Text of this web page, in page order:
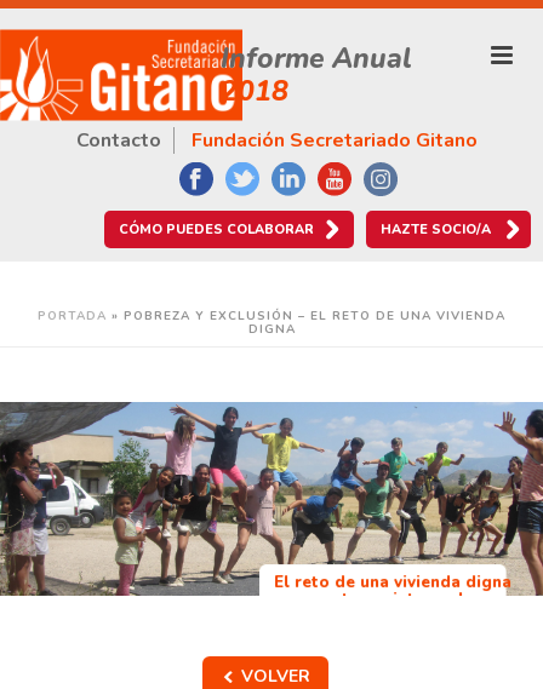
Informe Anual
2018
Contacto Fundación Secretariado Gitano
CÓMO PUEDES COLABORAR HAZTE SOCIO/A
PORTADA » POBREZA Y EXCLUSIÓN – EL RETO DE UNA VIVIENDA
DIGNA
El reto de una vivienda digna
en un entorno integrador
VOLVER